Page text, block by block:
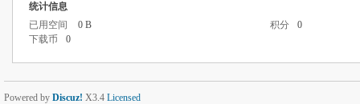
统计信息
已用空间
0 B 积分
0
下载币
0
Powered by Discuz! X3.4 Licensed